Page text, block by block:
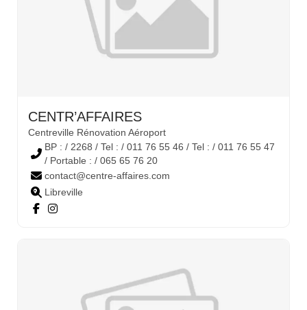
CENTR’AFFAIRES
Centreville Rénovation Aéroport
BP : / 2268 / Tel : / 011 76 55 46 / Tel : / 011 76 55 47
/ Portable : / 065 65 76 20
contact@centre-affaires.com
Libreville